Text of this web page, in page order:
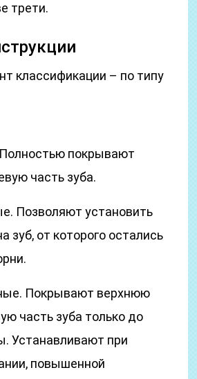
трети.
классификации – по типу
покрывают
часть зуба.
Позволяют установить
зуб, от которого остались
Покрывают верхнюю
часть зуба только до
Устанавливают при
повышенной